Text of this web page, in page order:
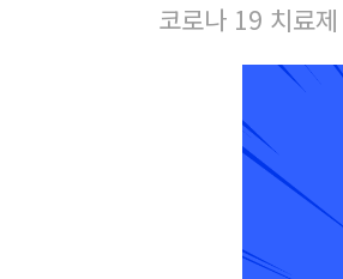
코로나 19 치료